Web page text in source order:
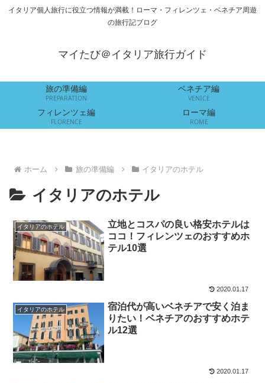
イタリア個人旅行に役立つ情報が満載！ローマ・フィレンツェ・ベネチア周遊
の旅行記ブログ
マイたび＠イタリア旅行ガイド
旅の準備編
PREPARATION
ベネチア編
VENICE
フィレンツェ編
FLORENCE
ローマ編
ROME
ホーム 旅の準備編 イタリアのホテル
イタリアのホテル
イタリアのホテル
立地とコスパの良い格安ホテルは
ココ！フィレンツェのおすすめホ
テル10選
2020.01.17
イタリアのホテル
宿泊代が高いベネチアで安く泊ま
りたい！ベネチアのおすすめホテ
ル12選
2020.01.17